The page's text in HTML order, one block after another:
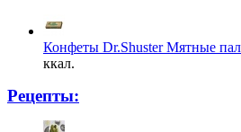
Конфеты Dr.Shuster Мятные
ккал.
Рецепты: